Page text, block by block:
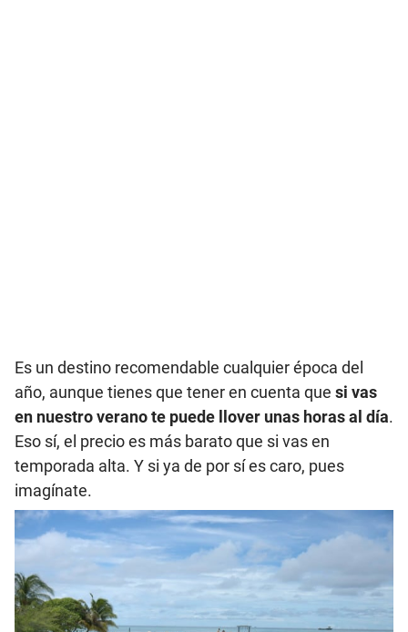
Es un destino recomendable cualquier época del
año, aunque tienes que tener en cuenta que si vas
en nuestro verano te puede llover unas horas al día.
Eso sí, el precio es más barato que si vas en
temporada alta. Y si ya de por sí es caro, pues
imagínate.